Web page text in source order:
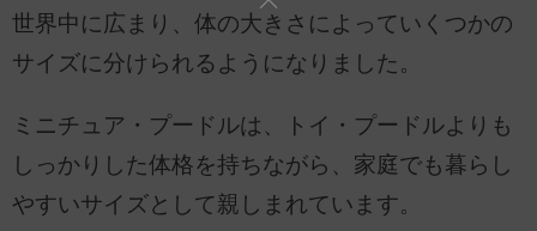
世界中に広まり、体の大きさによっていくつかの
サイズに分けられるようになりました。
ミニチュア・プードルは、トイ・プードルよりも
しっかりした体格を持ちながら、家庭でも暮らし
やすいサイズとして親しまれています。